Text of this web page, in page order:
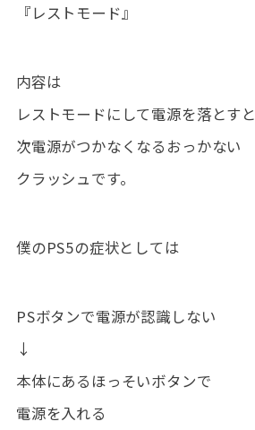
『レストモード』
内容は
レストモードにして電源を落とすと
次電源がつかなくなるおっかない
クラッシュです。
僕のPS5の症状としては
PSボタンで電源が認識しない
↓
本体にあるほっそいボタンで
電源を入れる